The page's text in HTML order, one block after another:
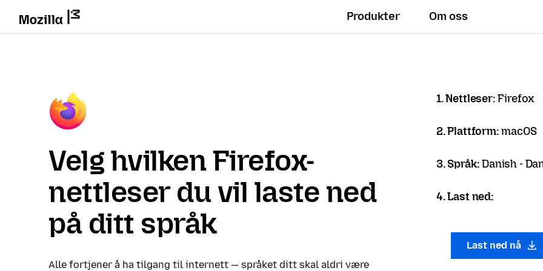
Produkter Om oss
Velg hvilken Firefox-
nettleser du vil laste ned
på ditt språk
Alle fortjener å ha tilgang til internett — språket ditt skal aldri være
1. Nettleser:Firefox
2. Plattform:macOS
3. Språk:Danish -
4. Last ned:
Last ned nå